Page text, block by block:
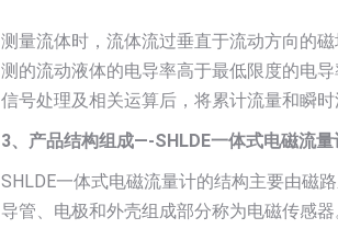
测量流体时，流体流过垂直于流动方向的
测的流动液体的电导率高于最低限度的电
信号处理及相关运算后，将累计流量和瞬时
3、产品结构组成—-SHLDE一体式电磁流量
SHLDE一体式电磁流量计的结构主要由磁
导管、电极和外壳组成部分称为电磁传感器